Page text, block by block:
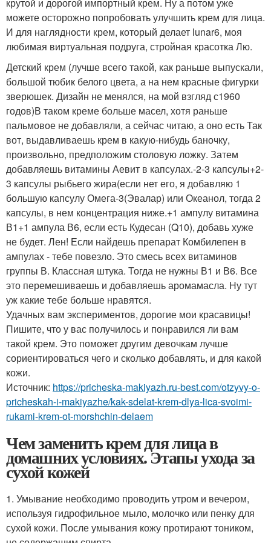
крутой и дорогой импортный крем. Ну а потом уже
можете осторожно попробовать улучшить крем для лица.
И для наглядности крем, который делает lunar6, моя
любимая виртуальная подруга, стройная красотка Лю.
Детский крем (лучше всего такой, как раньше выпускали,
большой тюбик белого цвета, а на нем красные фигурки
зверюшек. Дизайн не менялся, на мой взгляд с1960
годов)В таком креме больше масел, хотя раньше
пальмовое не добавляли, а сейчас читаю, а оно есть Так
вот, выдавливаешь крем в какую-нибудь баночку,
произвольно, предположим столовую ложку. Затем
добавляешь витамины Аевит в капсулах.-2-3 капсулы+2-
3 капсулы рыбьего жира(если нет его, я добавляю 1
большую капсулу Омега-3(Эвалар) или Океанол, тогда 2
капсулы, в нем концентрация ниже.+1 ампулу витамина
В1+1 ампула В6, если есть Кудесан (Q10), добавь хуже
не будет. Лен! Если найдешь препарат Комбилепен в
ампулах - тебе повезло. Это смесь всех витаминов
группы В. Классная штука. Тогда не нужны В1 и В6. Все
это перемешиваешь и добавляешь аромамасла. Ну тут
уж какие тебе больше нравятся.
Удачных вам экспериментов, дорогие мои красавицы!
Пишите, что у вас получилось и понравился ли вам
такой крем. Это поможет другим девочкам лучше
сориентироваться чего и сколько добавлять, и для какой
кожи.
Источник: https://pricheska-makiyazh.ru-best.com/otzyvy-o-
pricheskah-i-makiyazhe/kak-sdelat-krem-dlya-lica-svoimi-
rukami-krem-ot-morshchin-delaem
Чем заменить крем для лица в
домашних условиях. Этапы ухода за
сухой кожей
1. Умывание необходимо проводить утром и вечером,
используя гидрофильное мыло, молочко или пенку для
сухой кожи. После умывания кожу протирают тоником,